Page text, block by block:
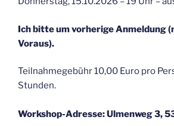
Ich bitte um vorherige Anmeldung
Voraus).
Teilnahmegebühr 10,00 Euro pro
Stunden.
Workshop-Adresse: Ulmenweg 3,